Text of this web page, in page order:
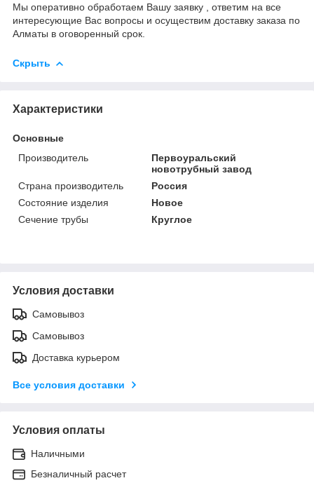
Мы оперативно обработаем Вашу заявку , ответим на все
интересующие Вас вопросы и осуществим доставку заказа по
Алматы в оговоренный срок.
Скрыть
Характеристики
Основные
Производитель
Первоуральский
новотрубный завод
Страна производитель
Россия
Состояние изделия
Новое
Сечение трубы
Круглое
Условия доставки
Самовывоз
Самовывоз
Доставка курьером
Все условия доставки
Условия оплаты
Наличными
Безналичный расчет